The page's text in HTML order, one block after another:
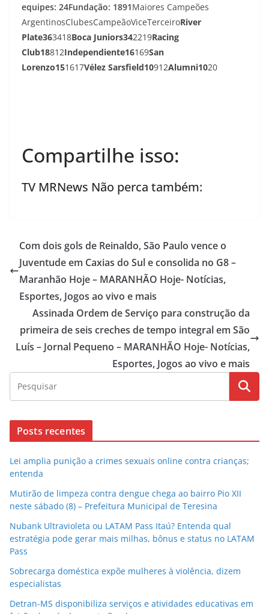
equipes: 24Fundação: 1891Maiores Campeões
ArgentinosClubesCampeãoViceTerceiroRiver
Plate363418Boca Juniors342219Racing
Club18812Independiente16169San
Lorenzo151617Vélez Sarsfield10912Alumni1020
Compartilhe isso:
TV MRNews Não perca também:
Com dois gols de Reinaldo, São Paulo vence o
Juventude em Caxias do Sul e consolida no G8 –
Maranhão Hoje – MARANHÃO Hoje- Notícias,
Esportes, Jogos ao vivo e mais
Assinada Ordem de Serviço para construção da
primeira de seis creches de tempo integral em São
Luís – Jornal Pequeno – MARANHÃO Hoje- Notícias,
Esportes, Jogos ao vivo e mais
Posts recentes
Lei amplia punição a crimes sexuais online contra crianças;
entenda
Mutirão de limpeza contra dengue chega ao bairro Pio XII
neste sábado (8) – Prefeitura Municipal de Teresina
Nubank Ultravioleta ou LATAM Pass Itaú? Entenda qual
estratégia pode gerar mais milhas, bônus e status no LATAM
Pass
Sobrecarga doméstica expõe mulheres à violência, dizem
especialistas
Detran-MS disponibiliza serviços e atividades educativas em